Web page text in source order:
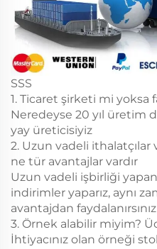
SSS
1. Ticaret şirketi mi yoksa
Neredeyse 20 yıl üretim
yay üreticisiyiz
2. Uzun vadeli ithalatçılar
ne tür avantajlar vardır
Uzun vadeli işbirliği
indirimler yaparız, aynı
avantajdan faydalanırsınız
3. Örnek alabilir miyim?
İhtiyacınız olan örneği